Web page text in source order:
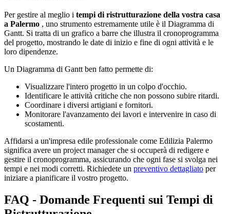
Per gestire al meglio i tempi di ristrutturazione della vostra casa
a Palermo , uno strumento estremamente utile è il Diagramma di
Gantt. Si tratta di un grafico a barre che illustra il cronoprogramma
del progetto, mostrando le date di inizio e fine di ogni attività e le
loro dipendenze.
Un Diagramma di Gantt ben fatto permette di:
Visualizzare l'intero progetto in un colpo d'occhio.
Identificare le attività critiche che non possono subire ritardi.
Coordinare i diversi artigiani e fornitori.
Monitorare l'avanzamento dei lavori e intervenire in caso di
scostamenti.
Affidarsi a un'impresa edile professionale come Edilizia Palermo
significa avere un project manager che si occuperà di redigere e
gestire il cronoprogramma, assicurando che ogni fase si svolga nei
tempi e nei modi corretti. Richiedete un preventivo dettagliato per
iniziare a pianificare il vostro progetto.
FAQ - Domande Frequenti sui Tempi di